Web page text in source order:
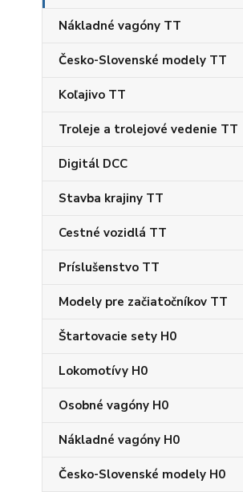
Nákladné vagóny TT
Česko-Slovenské modely TT
Koľajivo TT
Troleje a trolejové vedenie TT
Digitál DCC
Stavba krajiny TT
Cestné vozidlá TT
Príslušenstvo TT
Modely pre začiatočníkov TT
Štartovacie sety H0
Lokomotívy H0
Osobné vagóny H0
Nákladné vagóny H0
Česko-Slovenské modely H0